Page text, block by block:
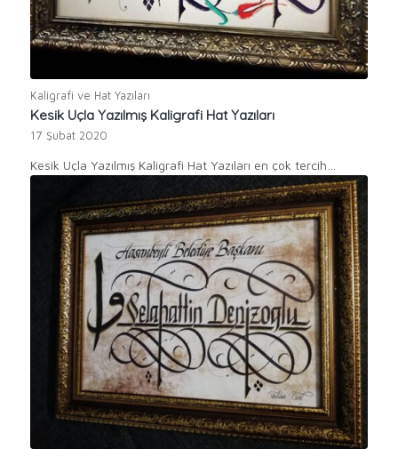
Kaligrafi ve Hat Yazıları
Kesik Uçla Yazılmış Kaligrafi Hat Yazıları
17 Şubat 2020
Kesik Uçla Yazılmış Kaligrafi Hat Yazıları en çok tercih…